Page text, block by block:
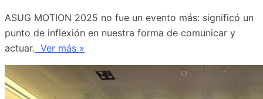
ASUG MOTION 2025 no fue un evento más: significó un
punto de inflexión en nuestra forma de comunicar y
actuar. Ver más »